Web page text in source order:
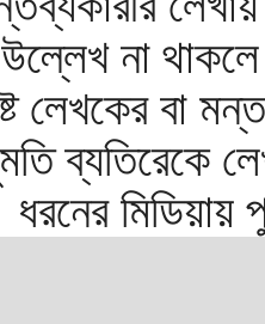
না
লেখকের বা
ব্যতিরেকে
ধরনের মিডিয়ায়